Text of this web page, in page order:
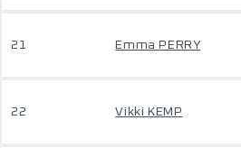
21 Emma PERRY
22 Vikki KEMP